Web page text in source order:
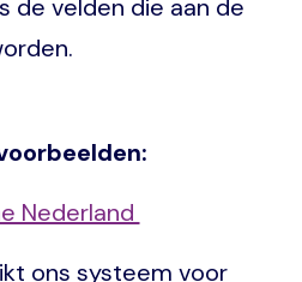
de velden die aan de
Nederland
ons systeem voor